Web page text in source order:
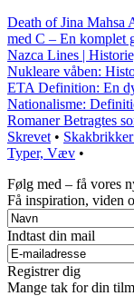
Death of Jina Mahsa
med C – En komplet
Nazca Lines |
Nukleare våben:
ETA Definition: En
Nationalisme:
Romaner Betragtes
Skrevet •
Typer, Væv •
Følg med – få vores
Få inspiration, viden
Indtast din mail
Registrer dig
Mange tak for din